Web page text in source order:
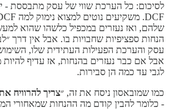
לסיכום: כל הערכת שווי של עסק מתבססת -
הנחות ספציפיות שחבויות בו. אבל אין דרך
עסק והערכת הפעילות העתידית שלו,
אבל אם כבר נעזרים בהנחות, אז עדיף
לגבי עד כמה הן סבירות.
כמו שמובאסון ניסח את זה, ״צריך להרוויח
- כלומר להבין קודם מה ההנחות שמאחורי